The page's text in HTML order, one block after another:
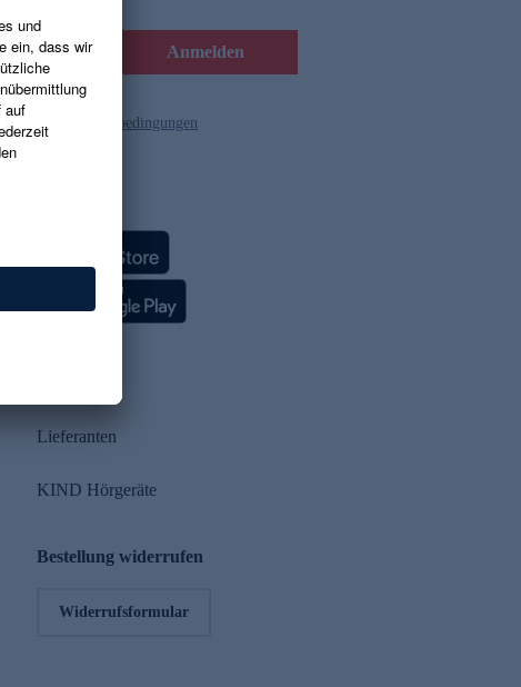
Anmelden
und die Gutscheinbedingungen
Lieferanten
KIND Hörgeräte
Bestellung widerrufen
Widerrufsformular